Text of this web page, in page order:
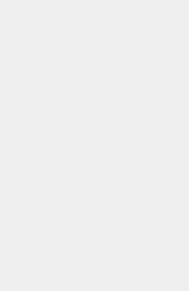
المعادن الاستراتيجية
الكفاءة ويمنح الشباب
لصناعة الواقع؟
هو الأساس الوحيد لحل